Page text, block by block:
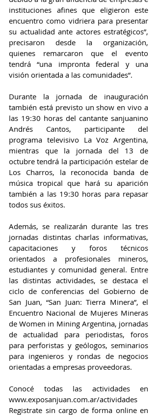
instituciones afines que eligieron este
encuentro como vidriera para presentar
su actualidad ante actores estratégicos”,
precisaron desde la organización,
quienes remarcaron que el evento
tendrá “una impronta federal y una
visión orientada a las comunidades”.
Durante la jornada de inauguración
también está previsto un show en vivo a
las 19:30 horas del cantante sanjuanino
Andrés Cantos, participante del
programa televisivo La Voz Argentina,
mientras que la jornada del 13 de
octubre tendrá la participación estelar de
Los Charros, la reconocida banda de
música tropical que hará su aparición
también a las 19:30 horas para repasar
todos sus éxitos.
Además, se realizarán durante las tres
jornadas distintas charlas informativas,
capacitaciones y foros técnicos
orientados a profesionales mineros,
estudiantes y comunidad general. Entre
las distintas actividades, se destaca el
ciclo de conferencias del Gobierno de
San Juan, “San Juan: Tierra Minera”, el
Encuentro Nacional de Mujeres Mineras
de Women in Mining Argentina, jornadas
de actualidad para periodistas, foros
para perforistas y geólogos, seminarios
para ingenieros y rondas de negocios
orientadas a empresas proveedoras.
Conocé todas las actividades en
www.exposanjuan.com.ar/actividades
Registrate sin cargo de forma online en